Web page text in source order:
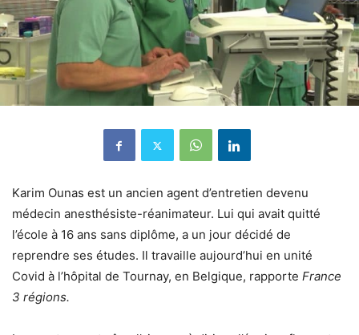
Karim Ounas est un ancien agent d’entretien devenu
médecin anesthésiste-réanimateur. Lui qui avait quitté
l’école à 16 ans sans diplôme, a un jour décidé de
reprendre ses études. Il travaille aujourd’hui en unité
Covid à l’hôpital de Tournay, en Belgique, rapporte France
3 régions.